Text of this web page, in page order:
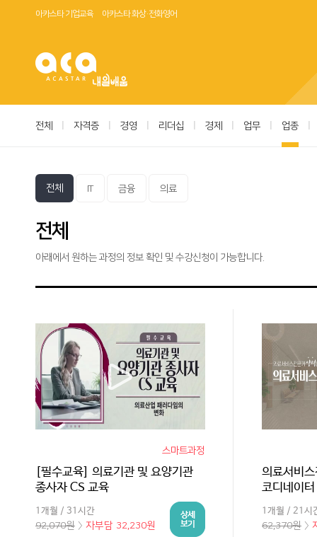
아카스타 기업교육 아카스타 화상·전화영어
전체 자격증 경영 리더십 경제 업무 업종
전체 IT 금융 의료
전체
아래에서 원하는 과정의 정보 확인 및 수강신청이 가능합니다.
스마트과정
[필수교육] 의료기관 및 요양기관
종사자 CS 교육
1개월 / 31시간
92,070원 〉 자부담 32,230원
의료서비
코디네이
1개월 / 21시
62,370원 〉